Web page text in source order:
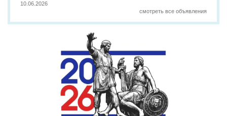
10.06.2026
смотреть все объявления